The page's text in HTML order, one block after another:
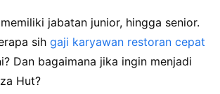
jabatan junior, hingga senior.
sih gaji karyawan restoran cepat
Dan bagaimana jika ingin menjadi
Hut?